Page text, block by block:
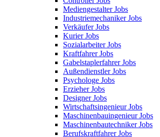
Mediengestalter Jobs
Industriemechaniker Jobs
Verkäufer Jobs
Kurier Jobs
Sozialarbeiter Jobs
Kraftfahrer Jobs
Gabelstaplerfahrer Jobs
Außendienstler Jobs
Psychologe Jobs
Erzieher Jobs
Designer Jobs
Wirtschaftsingenieur Jobs
Maschinenbauingenieur Jobs
Maschinenbautechniker Jobs
Berufskraftfahrer Jobs